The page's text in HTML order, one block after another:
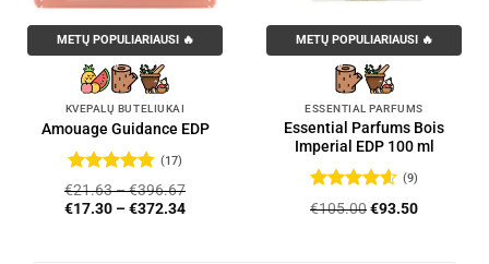
METŲ POPULIARIAUSI 🔥
KVEPALŲ BUTELIUKAI
Amouage Guidance EDP
Įvertinimas:
4.76iš 5
(17)
€21.63–€396.67
€17.30 –€372.34
METŲ POPULIARIAUSI 🔥
ESSENTIAL PARFUMS
Essential Parfums Bois
Imperial EDP 100 ml
Įvertinimas:
(9)
€105.00Original
€93.50Current